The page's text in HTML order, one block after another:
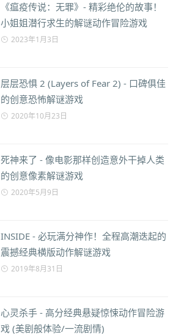
《瘟疫传说：无罪》- 精彩绝伦的故事！
小姐姐潜行求生的解谜动作冒险游戏
2023年1月3日
层层恐惧 2 (Layers of Fear 2) - 口碑俱佳
的创意恐怖解谜游戏
2020年10月23日
死神来了 - 像电影那样创造意外干掉人类
的创意像素解谜游戏
2020年5月9日
INSIDE - 必玩满分神作！全程高潮迭起的
震撼经典横版动作解谜游戏
2019年8月31日
心灵杀手 - 高分经典悬疑惊悚动作冒险游
戏 (美剧般体验/一流剧情)